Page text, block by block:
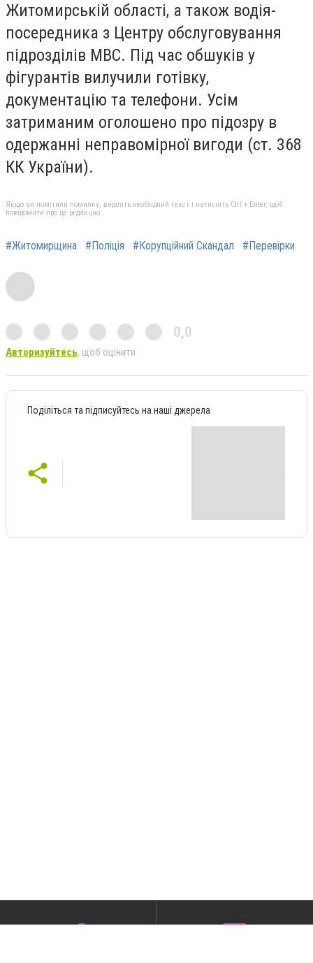
Житомирській області, а також водія-
посередника з Центру обслуговування
підрозділів МВС. Під час обшуків у
фігурантів вилучили готівку,
документацію та телефони. Усім
затриманим оголошено про підозру в
одержанні неправомірної вигоди (ст. 368
КК України).
Якщо ви помітили помилку, виділіть необхідний текст і натисніть Ctrl + Enter, щоб
повідомити про це редакцію
#Житомирщина #Поліція #Корупційний Скандал #Перевірки
0,0
Авторизуйтесь, щоб оцінити
Поділіться та підписуйтесь на наші джерела